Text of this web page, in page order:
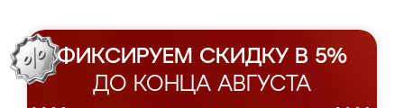
ФИКСИРУЕМ СКИДКУ В 5%
ДО КОНЦА АВГУСТА